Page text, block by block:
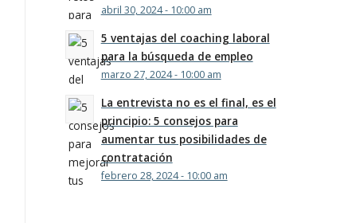
abril 30, 2024 - 10:00 am
5 ventajas del coaching laboral
para la búsqueda de empleo
marzo 27, 2024 - 10:00 am
La entrevista no es el final, es el
principio: 5 consejos para
aumentar tus posibilidades de
contratación
febrero 28, 2024 - 10:00 am